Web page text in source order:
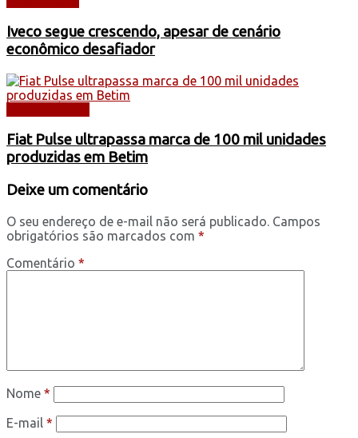
Iveco segue crescendo, apesar de cenário
econômico desafiador
Fiat Pulse ultrapassa marca de 100 mil unidades
produzidas em Betim
Deixe um comentário
O seu endereço de e-mail não será publicado. Campos
obrigatórios são marcados com *
Comentário *
Nome *
E-mail *